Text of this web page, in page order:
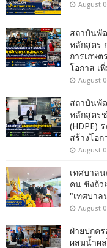
August
สถาบันพั
หลักสูตร
การเกษ
โอกาส เ
August
สถาบันพั
หลักสูตร
(HDPE)
สร้างโอ
August
เทศบาล
คน ชิงถ้ว
"เทศบา
August
ฝ่ายปกค
ผสมน้ำผ